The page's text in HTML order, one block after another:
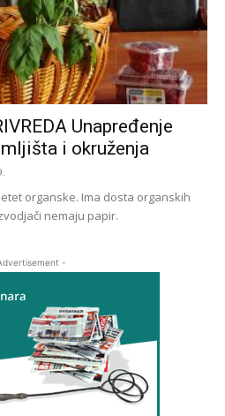
Unapređenje
i okruženja
organske. Ima dosta organskih
nemaju papir.
-